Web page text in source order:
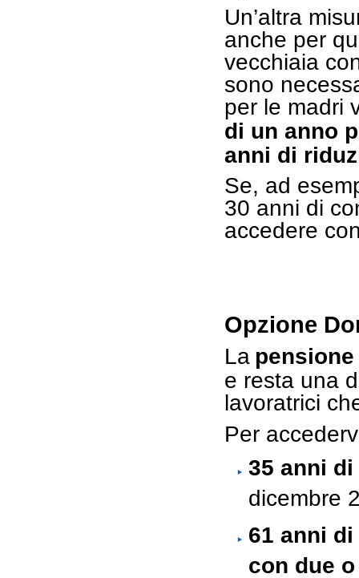
Un’altra
anche per
vecchiaia
sono
per le madri
di un anno
anni di
Se, ad
30 anni di
accedere
Opzione
La pensione
e resta una
lavoratrici
Per
35 anni
dicembre
61 anni di
con due